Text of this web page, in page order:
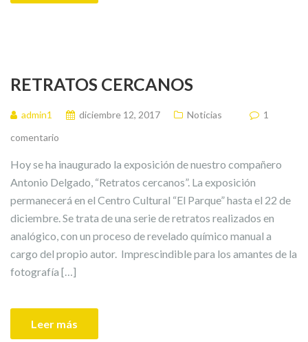
RETRATOS CERCANOS
admin1 diciembre 12, 2017 Noticias
1
comentario
Hoy se ha inaugurado la exposición de nuestro compañero
Antonio Delgado, “Retratos cercanos”. La exposición
permanecerá en el Centro Cultural “El Parque” hasta el 22 de
diciembre. Se trata de una serie de retratos realizados en
analógico, con un proceso de revelado químico manual a
cargo del propio autor. Imprescindible para los amantes de la
fotografía […]
Leer más